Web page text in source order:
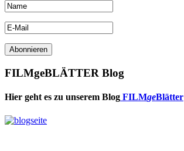
FILMgeBLÄTTER Blog
Hier geht es zu unserem Blog FILMgeBlätter